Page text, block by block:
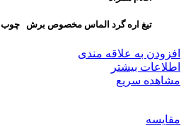
تیغ اره گرد الماس مخصوص برش چوب
افزودن به علاقه مندی
اطلاعات بیشتر
مشاهده سریع
مقایسه